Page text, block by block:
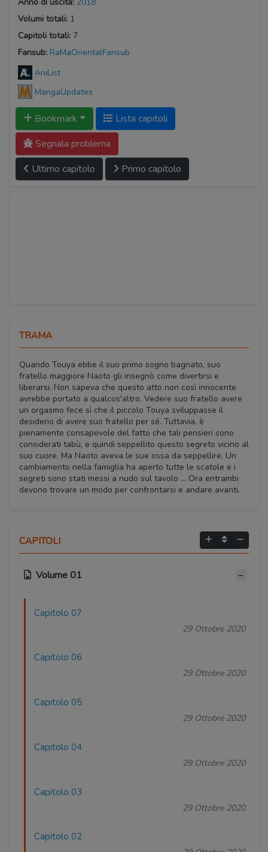
Volumi totali: 1
Capitoli totali: 7
Fansub: RaMaOrientalFansub
AniList
MangaUpdates
Bookmark
Lista capitoli
Segnala problema
Ultimo capitolo
Primo capitolo
TRAMA
Quando Touya ebbe il suo primo sogno bagnato, suo
fratello maggiore Naoto gli insegnò come divertirsi e
liberarsi. Non sapeva che questo atto non così innocente
avrebbe portato a qualcos'altro. Vedere suo fratello avere
un orgasmo fece sì che il piccolo Touya sviluppasse il
desiderio di avere suo fratello per sé. Tuttavia, è
pienamente consapevole del fatto che tali pensieri sono
considerati tabù, e quindi seppellito questo segreto vicino al
suo cuore. Ma Naoto aveva le sue ossa da seppellire. Un
cambiamento nella famiglia ha aperto tutte le scatole e i
segreti sono stati messi a nudo sul tavolo ... Ora entrambi
devono trovare un modo per confrontarsi e andare avanti.
CAPITOLI
Volume 01
Capitolo 07
29 Ottobre 2020
Capitolo 06
29 Ottobre 2020
Capitolo 05
29 Ottobre 2020
Capitolo 04
29 Ottobre 2020
Capitolo 03
29 Ottobre 2020
Capitolo 02